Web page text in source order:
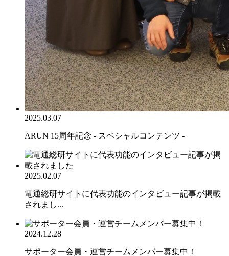
2025.03.07
ARUN 15周年記念 - スペシャルコンテンツ -
2025.02.07
電通総研サイトに代表功能のインタビュー記事が掲載
されまし...
2024.12.28
サポーター会員・運営チームメンバー募集中！